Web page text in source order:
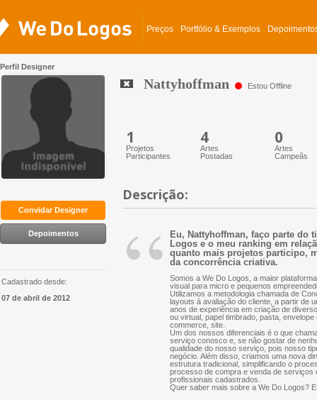
Preços Portfólio & Exemplos
Convidar Designer
Depoimentos
Cadastrado desde:
07 de abril de 2012
Nattyhoffman Estou Offline
Perfil Designer
1
Projetos
Participantes
4
Artes
Postadas
0
Artes
Campeãs
Descrição:
“
Eu, Nattyhoffman, faço parte do
Logos e o meu ranking em
quanto mais projetos participo,
da concorrência criativa.
Somos a We Do Logos, a maior
visual para micro e pequenos
Utilizamos a metodologia chamada de
layouts à avaliação do cliente, a partir de
anos de experiência em criação de
ou virtual, papel timbrado, pasta,
commerce, site.
Um dos nossos diferenciais é o que
serviço conosco e, se não gostar de
qualidade do nosso serviço, pois nosso
negócio. Além disso, criamos uma nova
estrutura tradicional, simplificando o
processo de compra e venda de serviços
profissionais cadastrados.
Quer saber mais sobre a We Do Logos?